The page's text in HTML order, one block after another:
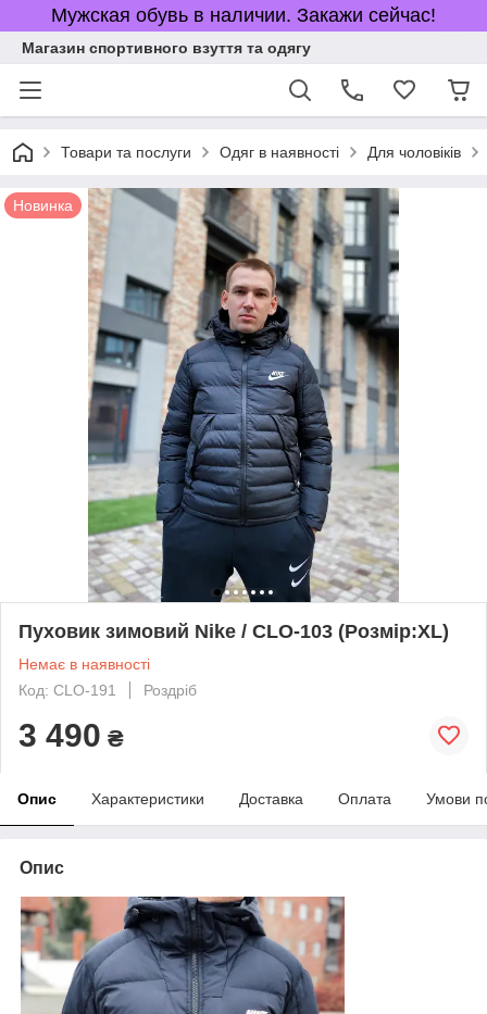
Мужская обувь в наличии. Закажи сейчас!
Магазин спортивного взуття та одягу
Товари та послуги Одяг в наявності Для чоловіків
Новинка
Пуховик зимовий Nike / CLO-103 (Розмір:XL)
Немає в наявності
Код: CLO-191
Роздріб
3 490 ₴
Опис Характеристики Доставка Оплата Умови
Опис